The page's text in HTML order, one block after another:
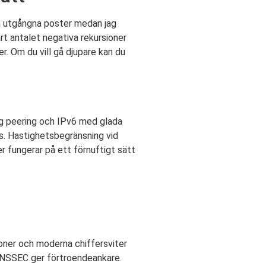
poster medan jag
antalet negativa rekursioner
Om du vill gå djupare kan du
peering och IPv6 med glada
Hastighetsbegränsning vid
fungerar på ett förnuftigt sätt
och moderna chiffersviter
ger förtroendeankare.